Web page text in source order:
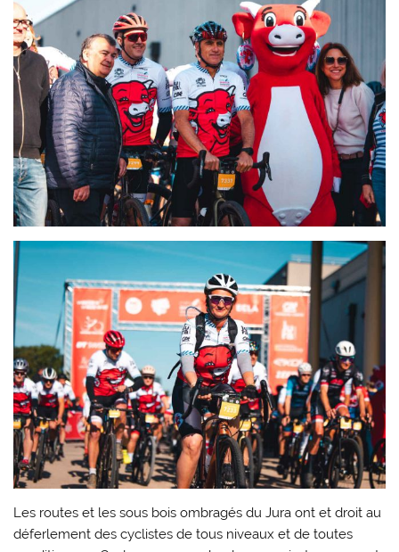
Les routes et les sous bois ombragés du Jura ont et droit au
déferlement des cyclistes de tous niveaux et de toutes